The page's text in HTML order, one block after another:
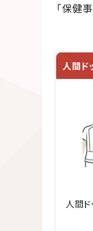
「保健
人間ド
人間ド